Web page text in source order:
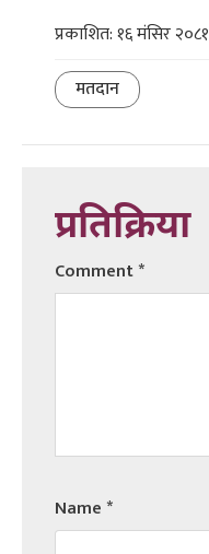
प्रकाशित: १६ मंसिर
मतदान
प्रतिक्रिया
Comment*
Name*